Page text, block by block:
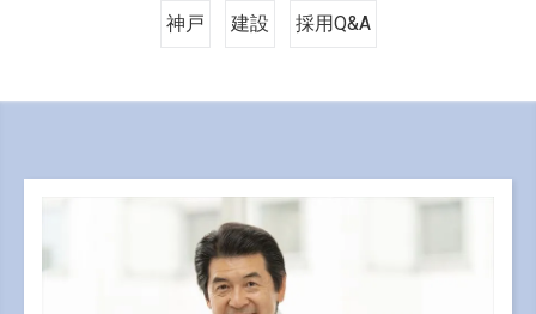
神戸 建設 採用Q&A